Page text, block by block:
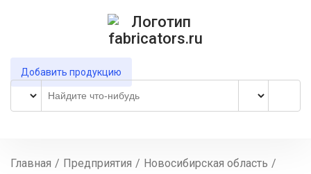
Добавить продукцию
Главная / Предприятия / Новосибирская область /